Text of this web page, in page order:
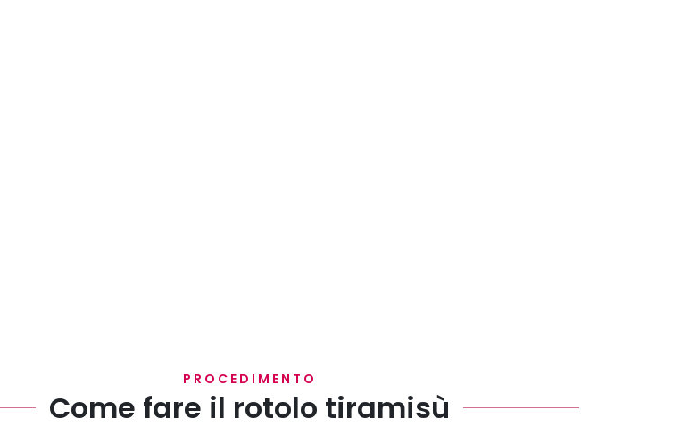
PROCEDIMENTO
Come fare il rotolo tiramisù